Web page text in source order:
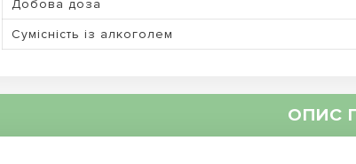
Добова доза
Сумісність із алкоголем
ОПИС